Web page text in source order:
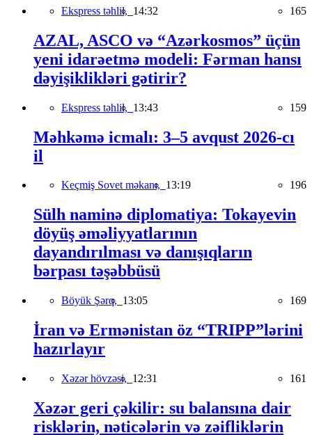
Ekspress təhlil, 14:32 165
AZAL, ASCO və “Azərkosmos” üçün
yeni idarəetmə modeli: Fərman hansı
dəyişiklikləri gətirir?
Ekspress təhlil, 13:43 159
Məhkəmə icmalı: 3–5 avqust 2026-cı
il
Keçmiş Sovet məkanı, 13:19 196
Sülh naminə diplomatiya: Tokayevin
döyüş əməliyyatlarının
dayandırılması və danışıqların
bərpası təşəbbüsü
Böyük Şərq, 13:05 169
İran və Ermənistan öz “TRIPP”lərini
hazırlayır
Xəzər hövzəsi, 12:31 161
Xəzər geri çəkilir: su balansına dair
risklərin, nəticələrin və zəifliklərin